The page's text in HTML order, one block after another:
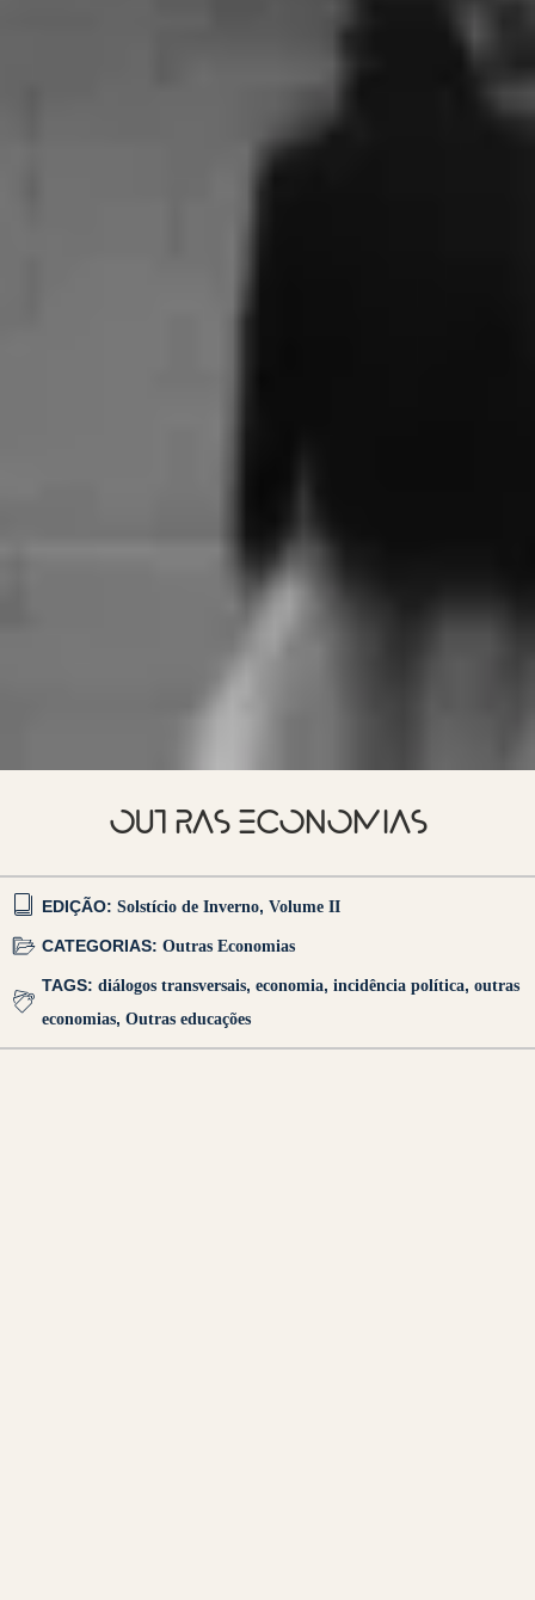
OUTRAS ECONOMIAS
EDIÇÃO: Solstício de Inverno, Volume II
CATEGORIAS: Outras Economias
TAGS: diálogos transversais, economia, incidência política, outras
economias, Outras educações